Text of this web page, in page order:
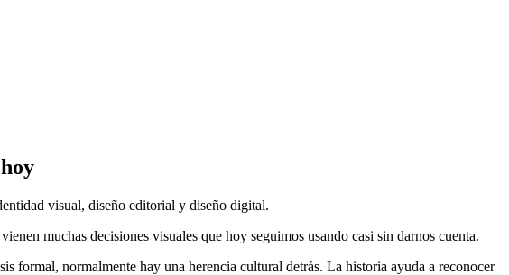
visual, diseño editorial y diseño digital.
muchas decisiones visuales que hoy seguimos usando casi sin darnos cuenta.
formal, normalmente hay una herencia cultural detrás. La historia ayuda a reconocer